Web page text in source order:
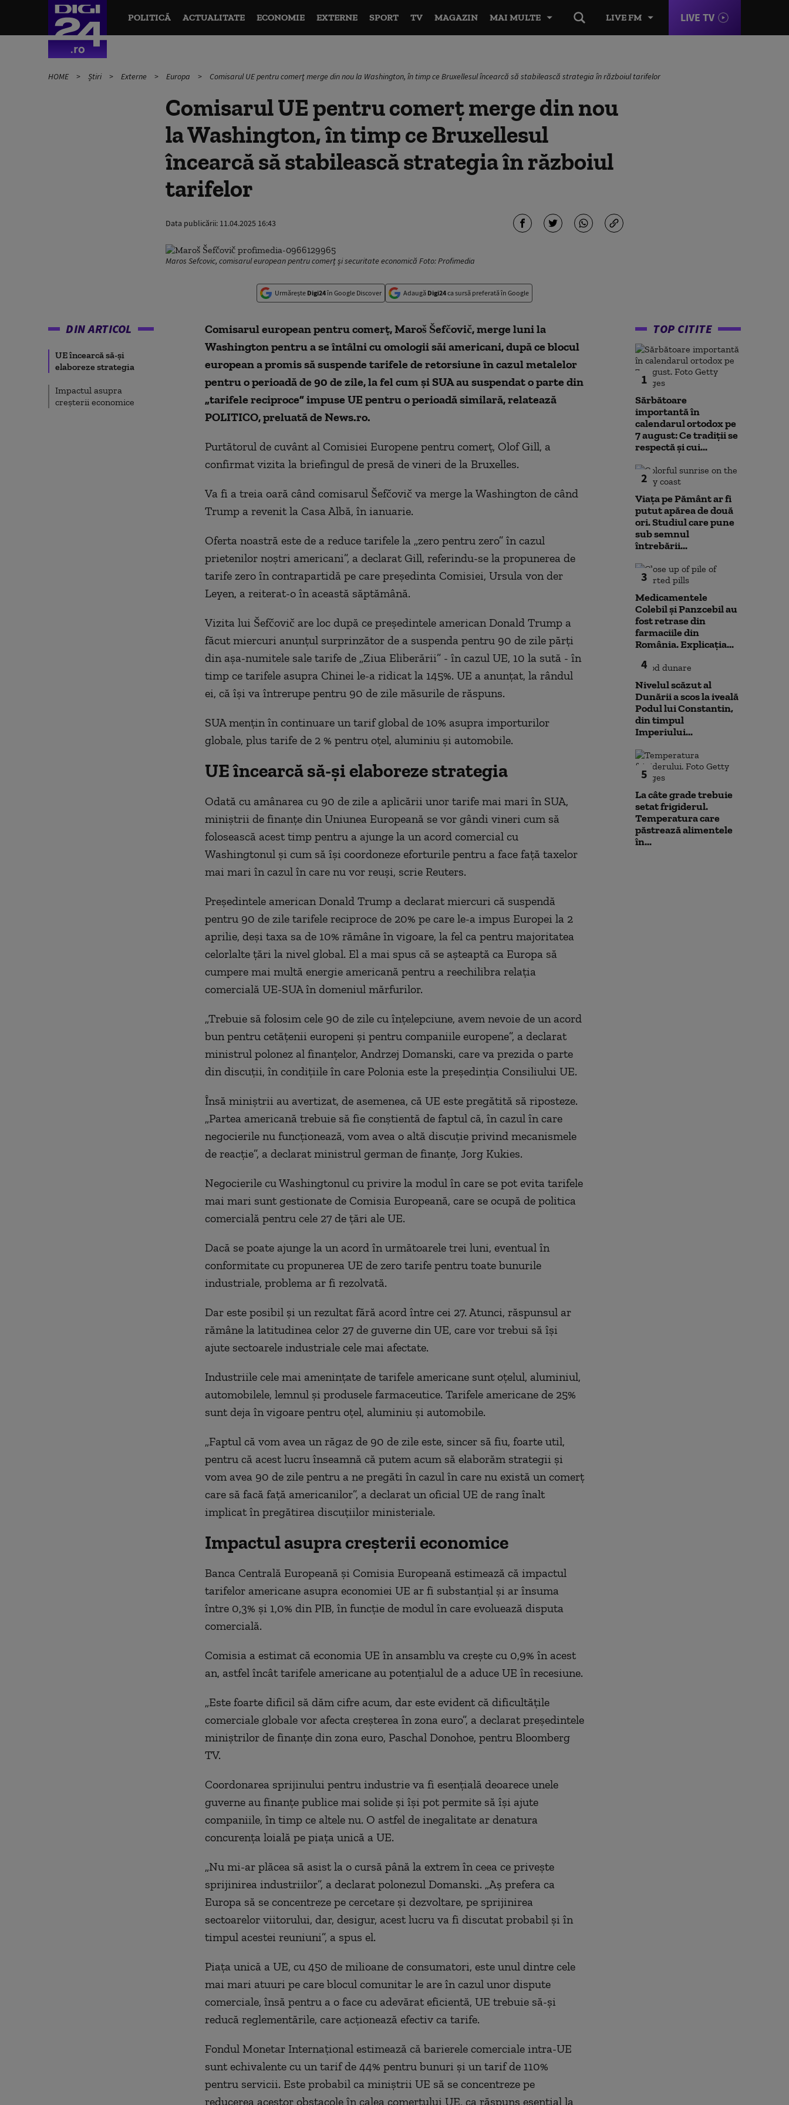
LIVE FM LIVE TV
POLITICĂ ACTUALITATE ECONOMIE EXTERNE SPORT TV MAGAZIN MAI MULTE
HOME Știri Externe Europa Comisarul UE pentru comerţ merge din nou la Washington, în timp ce Bruxellesul încearcă să stabilească strategia în războiul tarifelor
Comisarul UE pentru comerţ merge din nou
la Washington, în timp ce Bruxellesul
încearcă să stabilească strategia în războiul
tarifelor
Data publicării: 11.04.2025 16:43
Maros Sefcovic, comisarul european pentru comerț și securitate economică Foto: Profimedia
Urmărește Digi24în Google Discover Adaugă Digi24ca sursă preferată în Google
DIN ARTICOL
UE încearcă să-și
elaboreze strategia
Impactul asupra
creșterii economice
Comisarul european pentru comerţ, Maroš Šefčovič, merge luni la
Washington pentru a se întâlni cu omologii săi americani, după ce blocul
european a promis să suspende tarifele de retorsiune în cazul metalelor
pentru o perioadă de 90 de zile, la fel cum şi SUA au suspendat o parte din
„tarifele reciproce” impuse UE pentru o perioadă similară, relatează
POLITICO, preluată de News.ro.
Purtătorul de cuvânt al Comisiei Europene pentru comerţ, Olof Gill, a
confirmat vizita la briefingul de presă de vineri de la Bruxelles.
Va fi a treia oară când comisarul Šefčovič va merge la Washington de când
Trump a revenit la Casa Albă, în ianuarie.
Oferta noastră este de a reduce tarifele la „zero pentru zero” în cazul
prietenilor noştri americani”, a declarat Gill, referindu-se la propunerea de
tarife zero în contrapartidă pe care preşedinta Comisiei, Ursula von der
Leyen, a reiterat-o în această săptămână.
Vizita lui Šefčovič are loc după ce preşedintele american Donald Trump a
făcut miercuri anunţul surprinzător de a suspenda pentru 90 de zile părţi
din aşa-numitele sale tarife de „Ziua Eliberării” - în cazul UE, 10 la sută - în
timp ce tarifele asupra Chinei le-a ridicat la 145%. UE a anunţat, la rândul
ei, că îşi va întrerupe pentru 90 de zile măsurile de răspuns.
SUA menţin în continuare un tarif global de 10% asupra importurilor
globale, plus tarife de 2 % pentru oţel, aluminiu şi automobile.
UE încearcă să-și elaboreze strategia
Odată cu amânarea cu 90 de zile a aplicării unor tarife mai mari în SUA,
miniştrii de finanţe din Uniunea Europeană se vor gândi vineri cum să
folosească acest timp pentru a ajunge la un acord comercial cu
Washingtonul şi cum să îşi coordoneze eforturile pentru a face faţă taxelor
mai mari în cazul în care nu vor reuşi, scrie Reuters.
Preşedintele american Donald Trump a declarat miercuri că suspendă
pentru 90 de zile tarifele reciproce de 20% pe care le-a impus Europei la 2
aprilie, deşi taxa sa de 10% rămâne în vigoare, la fel ca pentru majoritatea
celorlalte ţări la nivel global. El a mai spus că se aşteaptă ca Europa să
cumpere mai multă energie americană pentru a reechilibra relaţia
comercială UE-SUA în domeniul mărfurilor.
„Trebuie să folosim cele 90 de zile cu înţelepciune, avem nevoie de un acord
bun pentru cetăţenii europeni şi pentru companiile europene”, a declarat
ministrul polonez al finanţelor, Andrzej Domanski, care va prezida o parte
din discuţii, în condiţiile în care Polonia este la preşedinţia Consiliului UE.
Însă miniştrii au avertizat, de asemenea, că UE este pregătită să riposteze.
„Partea americană trebuie să fie conştientă de faptul că, în cazul în care
negocierile nu funcţionează, vom avea o altă discuţie privind mecanismele
de reacţie”, a declarat ministrul german de finanţe, Jorg Kukies.
Negocierile cu Washingtonul cu privire la modul în care se pot evita tarifele
mai mari sunt gestionate de Comisia Europeană, care se ocupă de politica
comercială pentru cele 27 de ţări ale UE.
Dacă se poate ajunge la un acord în următoarele trei luni, eventual în
conformitate cu propunerea UE de zero tarife pentru toate bunurile
industriale, problema ar fi rezolvată.
Dar este posibil şi un rezultat fără acord între cei 27. Atunci, răspunsul ar
rămâne la latitudinea celor 27 de guverne din UE, care vor trebui să îşi
ajute sectoarele industriale cele mai afectate.
Industriile cele mai ameninţate de tarifele americane sunt oţelul, aluminiul,
automobilele, lemnul şi produsele farmaceutice. Tarifele americane de 25%
sunt deja în vigoare pentru oţel, aluminiu şi automobile.
„Faptul că vom avea un răgaz de 90 de zile este, sincer să fiu, foarte util,
pentru că acest lucru înseamnă că putem acum să elaborăm strategii şi
vom avea 90 de zile pentru a ne pregăti în cazul în care nu există un comerţ
care să facă faţă americanilor”, a declarat un oficial UE de rang înalt
implicat în pregătirea discuţiilor ministeriale.
Impactul asupra creșterii economice
Banca Centrală Europeană şi Comisia Europeană estimează că impactul
tarifelor americane asupra economiei UE ar fi substanţial şi ar însuma
între 0,3% şi 1,0% din PIB, în funcţie de modul în care evoluează disputa
comercială.
Comisia a estimat că economia UE în ansamblu va creşte cu 0,9% în acest
an, astfel încât tarifele americane au potenţialul de a aduce UE în recesiune.
„Este foarte dificil să dăm cifre acum, dar este evident că dificultăţile
comerciale globale vor afecta creşterea în zona euro”, a declarat preşedintele
miniştrilor de finanţe din zona euro, Paschal Donohoe, pentru Bloomberg
TV.
Coordonarea sprijinului pentru industrie va fi esenţială deoarece unele
guverne au finanţe publice mai solide şi îşi pot permite să îşi ajute
companiile, în timp ce altele nu. O astfel de inegalitate ar denatura
concurenţa loială pe piaţa unică a UE.
„Nu mi-ar plăcea să asist la o cursă până la extrem în ceea ce priveşte
sprijinirea industriilor”, a declarat polonezul Domanski. „Aş prefera ca
Europa să se concentreze pe cercetare şi dezvoltare, pe sprijinirea
sectoarelor viitorului, dar, desigur, acest lucru va fi discutat probabil şi în
timpul acestei reuniuni”, a spus el.
Piaţa unică a UE, cu 450 de milioane de consumatori, este unul dintre cele
mai mari atuuri pe care blocul comunitar le are în cazul unor dispute
comerciale, însă pentru a o face cu adevărat eficientă, UE trebuie să-şi
reducă reglementările, care acţionează efectiv ca tarife.
Fondul Monetar Internaţional estimează că barierele comerciale intra-UE
sunt echivalente cu un tarif de 44% pentru bunuri şi un tarif de 110%
pentru servicii. Este probabil ca miniştrii UE să se concentreze pe
reducerea acestor obstacole în calea comerţului UE, ca răspuns esenţial la
TOP CITITE
1
Sărbătoare
importantă în
calendarul ortodox pe
7 august: Ce tradiții se
respectă și cui...
2
Viața pe Pământ ar fi
putut apărea de două
ori. Studiul care pune
sub semnul
întrebării...
3
Medicamentele
Colebil și Panzcebil au
fost retrase din
farmaciile din
România. Explicația...
4
Nivelul scăzut al
Dunării a scos la iveală
Podul lui Constantin,
din timpul
Imperiului...
5
La câte grade trebuie
setat frigiderul.
Temperatura care
păstrează alimentele
în...